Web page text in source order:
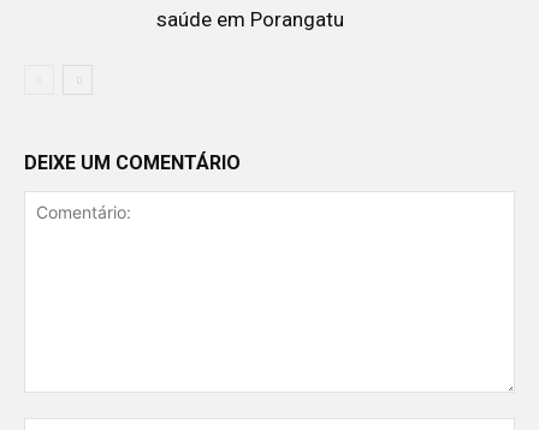
saúde em Porangatu
DEIXE UM COMENTÁRIO